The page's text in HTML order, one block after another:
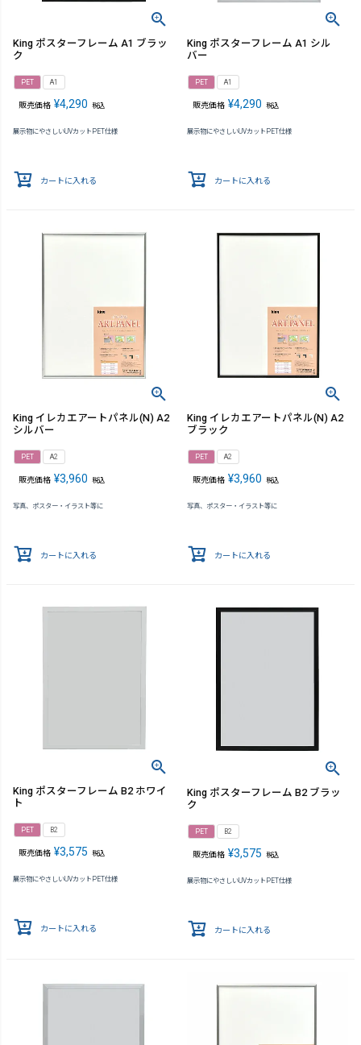
King ポスターフレーム A1 ブラッ
ク
PET A1
販売価格 ¥4,290 税込
展示物にやさしいUVカットPET仕様
カートに入れる
King ポスターフレーム A1 シル
バー
PET A1
販売価格 ¥4,290 税込
展示物にやさしいUVカットPET仕様
カートに入れる
King イレカエアートパネル(N) A2
シルバー
PET A2
販売価格 ¥3,960 税込
写真、ポスター・イラスト等に
カートに入れる
King イレカエアートパネル(N) A2
ブラック
PET A2
販売価格 ¥3,960 税込
写真、ポスター・イラスト等に
カートに入れる
King ポスターフレーム B2 ホワイ
ト
PET B2
販売価格 ¥3,575 税込
展示物にやさしいUVカットPET仕様
カートに入れる
King ポスターフレーム B2 ブラッ
ク
PET B2
販売価格 ¥3,575 税込
展示物にやさしいUVカットPET仕様
カートに入れる